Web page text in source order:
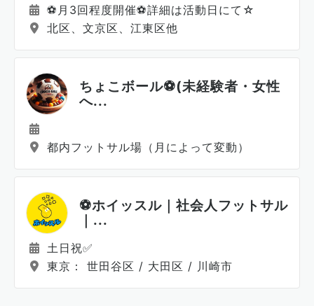
⚽️月3回程度開催⚽️詳細は活動日にて☆
北区、文京区、江東区他
ちょこボール⚽️(未経験者・女性
へ...
都内フットサル場（月によって変動）
⚽️ホイッスル｜社会人フットサル
｜...
土日祝✅
東京： 世田谷区 / 大田区 / 川崎市